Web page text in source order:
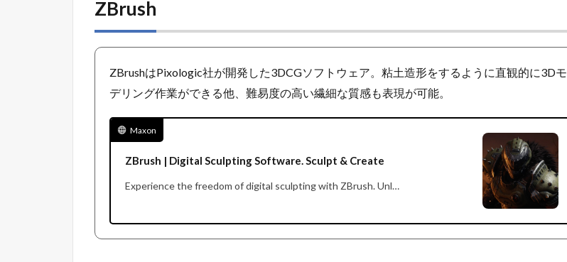
ZBrush
ZBrushはPixologic社が開発した3DCGソフトウェア。粘土造形をするように直観的に3Dモ
デリング作業ができる他、難易度の高い繊細な質感も表現が可能。
Maxon
ZBrush | Digital Sculpting Software. Sculpt & Create
Experience the freedom of digital sculpting with ZBrush. Unl…